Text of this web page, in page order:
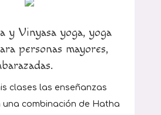
y Vinyasa yoga, yoga
personas mayores,
clases las enseñanzas
una combinación de Hatha